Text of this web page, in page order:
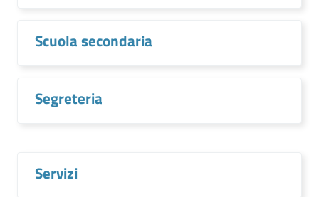
Scuola secondaria
Segreteria
Servizi